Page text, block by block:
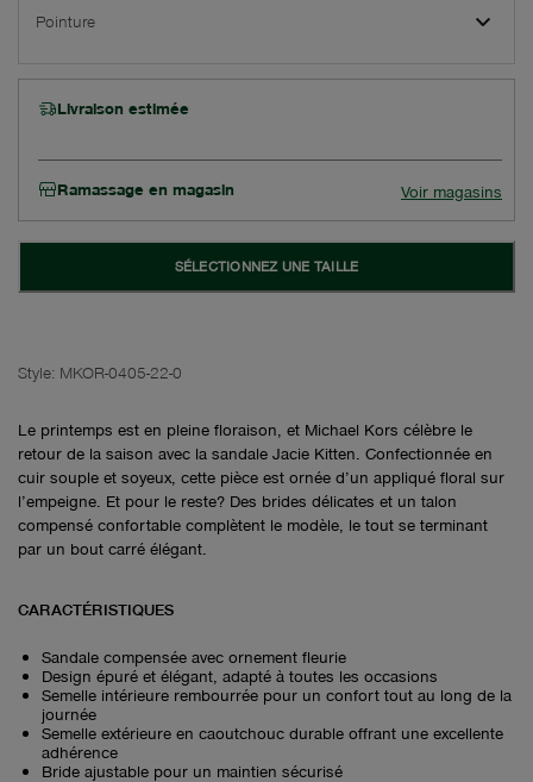
Pointure
Livraison estimée
Ramassage en magasin Voir magasins
SÉLECTIONNEZ UNE TAILLE
Style: MKOR-0405-22-0
Le printemps est en pleine floraison, et Michael Kors célèbre le
retour de la saison avec la sandale Jacie Kitten. Confectionnée en
cuir souple et soyeux, cette pièce est ornée d’un appliqué floral sur
l’empeigne. Et pour le reste? Des brides délicates et un talon
compensé confortable complètent le modèle, le tout se terminant
par un bout carré élégant.
CARACTÉRISTIQUES
Sandale compensée avec ornement fleurie
Design épuré et élégant, adapté à toutes les occasions
Semelle intérieure rembourrée pour un confort tout au long de la
journée
Semelle extérieure en caoutchouc durable offrant une excellente
adhérence
Bride ajustable pour un maintien sécurisé